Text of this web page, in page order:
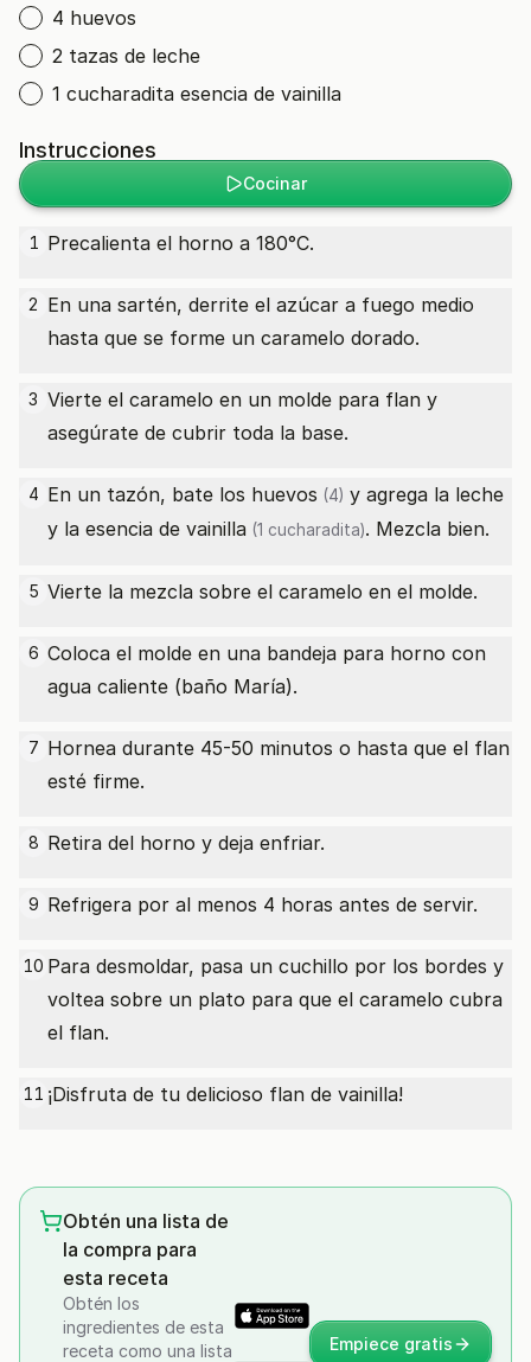
4 huevos
2 tazas de leche
1 cucharadita esencia de vainilla
Instrucciones
Cocinar
1 Precalienta el horno a 180°C.
2 En una sartén, derrite el azúcar a fuego medio
hasta que se forme un caramelo dorado.
3 Vierte el caramelo en un molde para flan y
asegúrate de cubrir toda la base.
4 En un tazón, bate los huevos (4) y agrega la leche
y la esencia de vainilla (1 cucharadita). Mezcla bien.
5 Vierte la mezcla sobre el caramelo en el molde.
6 Coloca el molde en una bandeja para horno con
agua caliente (baño María).
7 Hornea durante 45-50 minutos o hasta que el flan
esté firme.
8 Retira del horno y deja enfriar.
9 Refrigera por al menos 4 horas antes de servir.
10 Para desmoldar, pasa un cuchillo por los bordes y
voltea sobre un plato para que el caramelo cubra
el flan.
11 ¡Disfruta de tu delicioso flan de vainilla!
Obtén una lista de
la compra para
esta receta
Obtén los
ingredientes de esta
receta como una lista
Empiece gratis